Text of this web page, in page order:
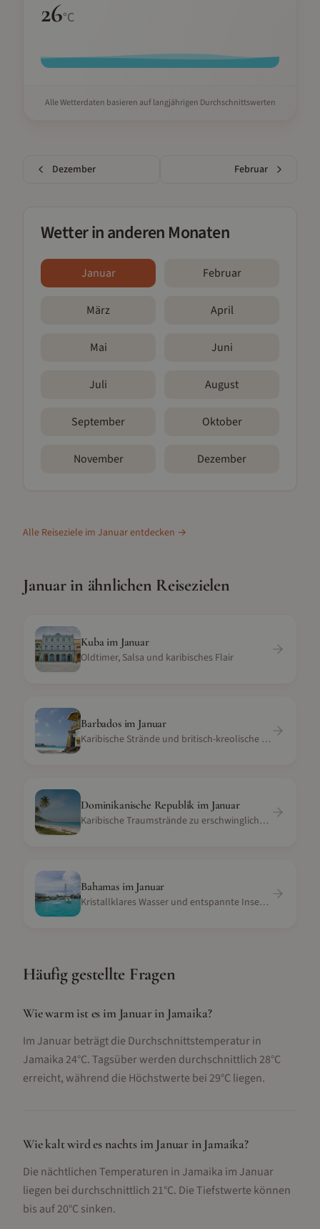
26°C
Alle Wetterdaten basieren auf langjährigen Durchschnittswerten
Dezember Februar
Wetter in anderen Monaten
Januar Februar
März April
Mai Juni
Juli August
September Oktober
November Dezember
Alle Reiseziele im Januarentdecken →
Januarin ähnlichen Reisezielen
Kuba im Januar
Oldtimer, Salsa und karibisches Flair
Barbadosim Januar
Karibische Strände und britisch-kreolische Kultur
Dominikanische Republik im Januar
Karibische Traumstrände zu erschwinglichen Preisen
Bahamasim Januar
Kristallklares Wasser und entspannte Inselatmosphäre
Häufig gestellte Fragen
Wie warm ist es im Januar in Jamaika?
Im Januar beträgt die Durchschnittstemperatur in
Jamaika 24°C. Tagsüber werden durchschnittlich 28°C
erreicht, während die Höchstwerte bei 29°C liegen.
Wie kalt wird es nachts im Januar in Jamaika?
Die nächtlichen Temperaturen in Jamaika im Januar
liegen bei durchschnittlich 21°C. Die Tiefstwerte können
bis auf 20°C sinken.